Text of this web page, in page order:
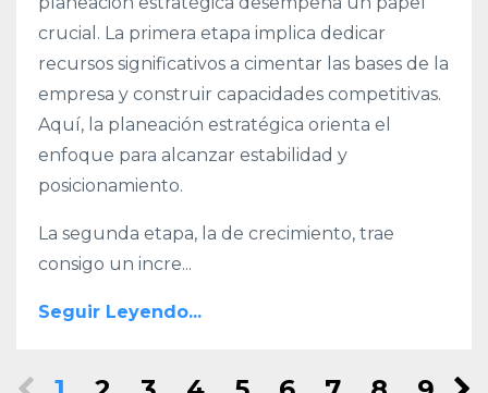
crucial. La primera etapa implica dedicar
recursos significativos a cimentar las bases de la
empresa y construir capacidades competitivas.
Aquí, la planeación estratégica orienta el
enfoque para alcanzar estabilidad y
posicionamiento.
La segunda etapa, la de crecimiento, trae
consigo un incre...
Seguir Leyendo...